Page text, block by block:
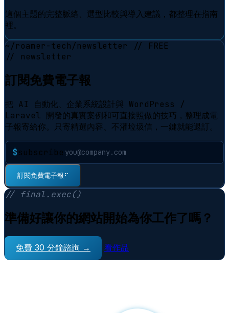
這個主題的完整脈絡、選型比較與導入建議，都整理在指南
裡。
~/roamer-tech/newsletter
// FREE
// newsletter
訂閱免費電子報
把 AI 自動化、企業系統設計與 WordPress /
Laravel 開發的真實案例和可直接照做的技巧，整理成電
子報寄給你。只寄精選內容、不灌垃圾信，一鍵就能退訂。
$subscribe
訂閱免費電子報⠋
// final.exec()
準備好讓你的網站開始為你工作了嗎？
免費 30 分鐘諮詢 → 看作品